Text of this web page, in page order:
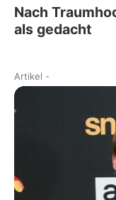
Nach
als gedacht
Artikel -